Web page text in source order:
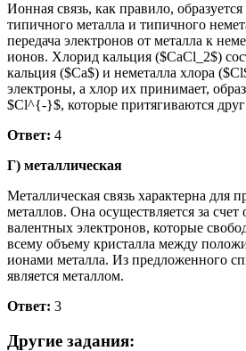
Ионная связь, как правило,
типичного металла и типичного
передача электронов от металла к
ионов. Хлорид кальция ($CaCl_2$)
кальция ($Ca$) и неметалла хлора
электроны, а хлор их принимает,
$Cl^{-}$, которые притягиваются друг
Ответ: 4
Г) металлическая
Металлическая связь характерна для
металлов. Она осуществляется за
валентных электронов, которые
всему объему кристалла между
ионами металла. Из предложенного
является металлом.
Ответ: 3
Другие задания: